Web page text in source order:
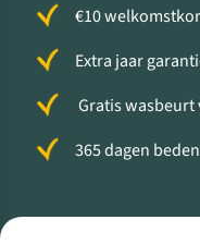
€10
Extra jaar
Gratis wasbeurt
365 dagen